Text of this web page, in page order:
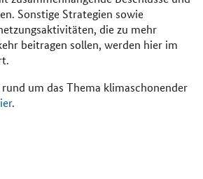
Sonstige Strategien sowie
die zu mehr
beitragen sollen, werden hier im
um das Thema klimaschonender
.